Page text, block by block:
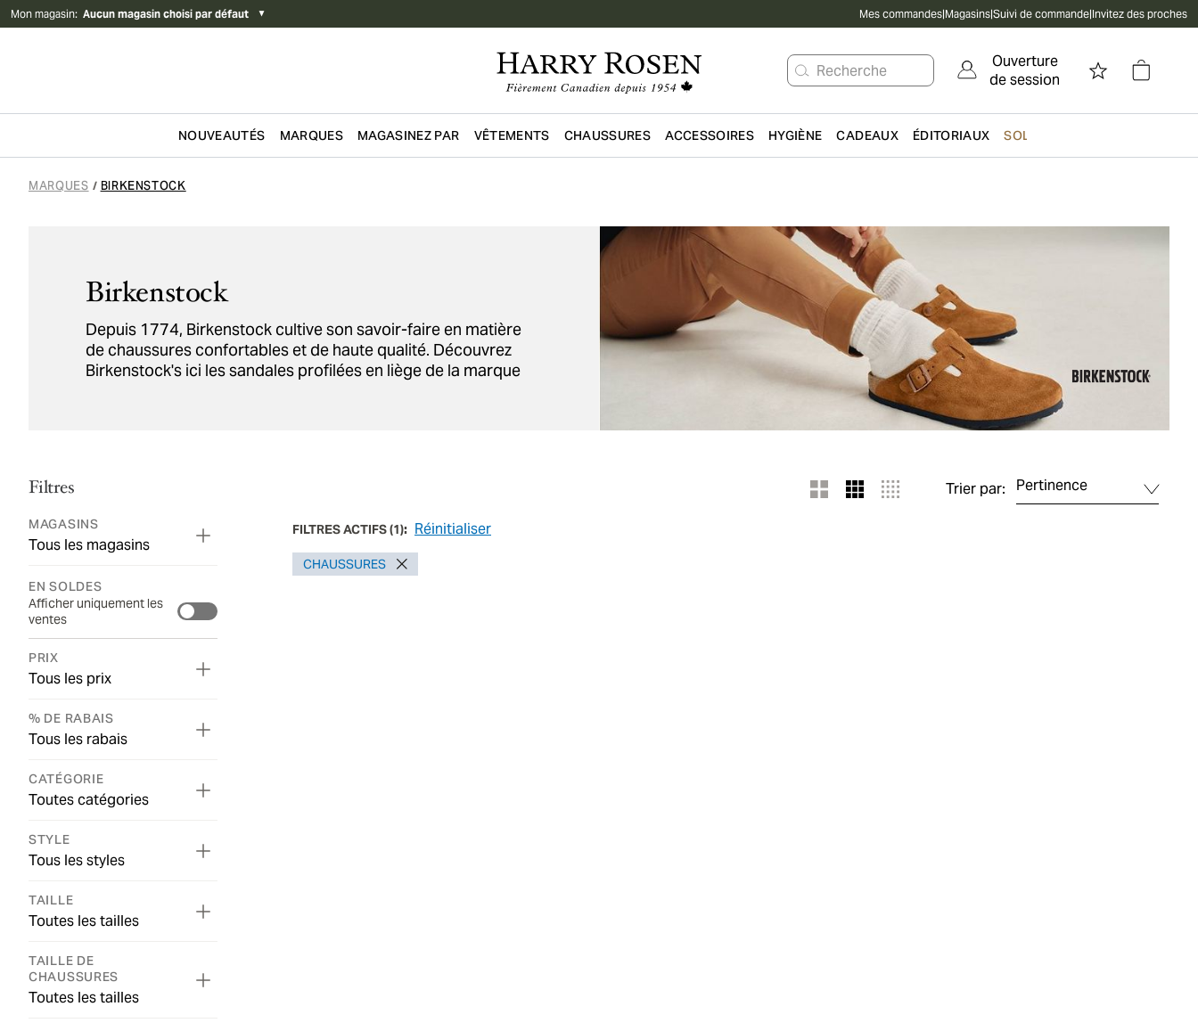
Mon magasin: Aucun magasin choisi par défaut ▼ Mes commandes|Magasins|Suivi de commande|Invitez des proches
Recherche
Ouverture
de session
Passer au contenu principal
NOUVEAUTÉS MARQUES MAGASINEZ PAR VÊTEMENTS CHAUSSURES ACCESSOIRES HYGIÈNE CADEAUX ÉDITORIAUX SOLDES
MARQUES / BIRKENSTOCK
Birkenstock
Depuis 1774, Birkenstock cultive son savoir-faire en matière
de chaussures confortables et de haute qualité. Découvrez
Birkenstock's ici les sandales profilées en liège de la marque
Trier par: Pertinence
Filtres
MAGASINS
Tous les magasins
EN SOLDES
Afficher uniquement les
ventes
PRIX
Tous les prix
% DE RABAIS
Tous les rabais
CATÉGORIE
Toutes catégories
STYLE
Tous les styles
TAILLE
Toutes les tailles
TAILLE DE
CHAUSSURES
Toutes les tailles
FILTRES ACTIFS(1): Réinitialiser
CHAUSSURES